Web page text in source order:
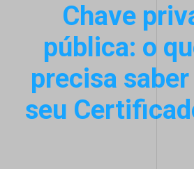
Chave
pública: o
precisa
seu